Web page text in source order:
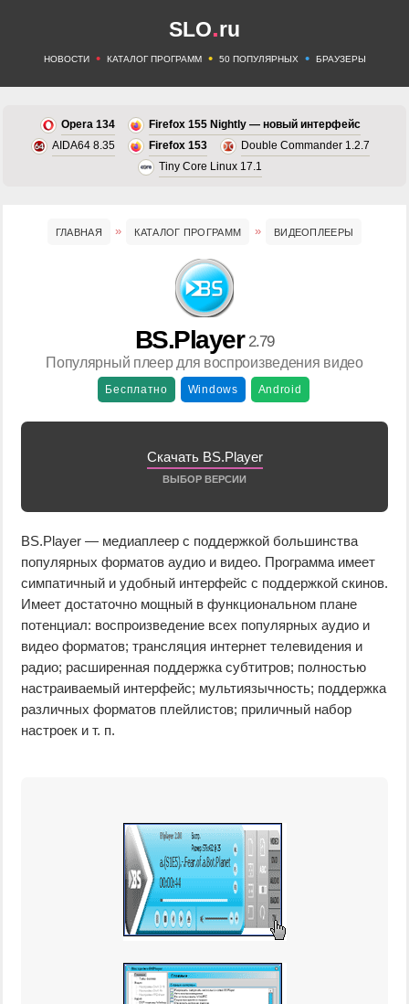
SLO.ru
НОВОСТИ • КАТАЛОГ ПРОГРАММ • 50 ПОПУЛЯРНЫХ • БРАУЗЕРЫ
Opera 134
Firefox 155 Nightly — новый интерфейс
AIDA64 8.35
Firefox 153
Double Commander 1.2.7
Tiny Core Linux 17.1
ГЛАВНАЯ КАТАЛОГ ПРОГРАММ ВИДЕОПЛЕЕРЫ
BS.Player 2.79
Популярный плеер для воспроизведения видео
Бесплатно Windows Android
Скачать BS.Player
ВЫБОР ВЕРСИИ
BS.Player — медиаплеер с поддержкой большинства
популярных форматов аудио и видео. Программа имеет
симпатичный и удобный интерфейс с поддержкой скинов.
Имеет достаточно мощный в функциональном плане
потенциал: воспроизведение всех популярных аудио и
видео форматов; трансляция интернет телевидения и
радио; расширенная поддержка субтитров; полностью
настраиваемый интерфейс; мультиязычность; поддержка
различных форматов плейлистов; приличный набор
настроек и т. п.